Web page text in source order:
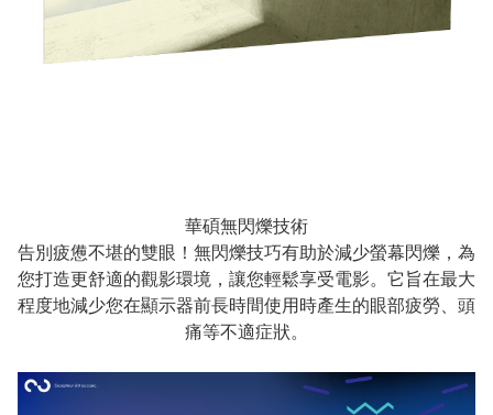
華碩無閃爍技術
告別疲憊不堪的雙眼！無閃爍技巧有助於減少螢幕閃爍，為
您打造更舒適的觀影環境，讓您輕鬆享受電影。它旨在最大
程度地減少您在顯示器前長時間使用時產生的眼部疲勞、頭
痛等不適症狀。